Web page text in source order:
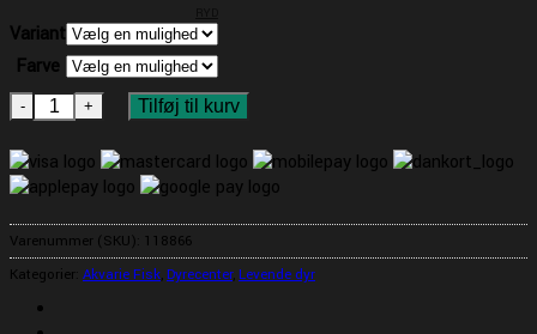
Variant
Farve
Neon Dværg Regnbue Fisk antal
Tilføj til kurv
Varenummer (SKU): 118866
Kategorier: Akvarie Fisk,Dyrecenter,Levende dyr